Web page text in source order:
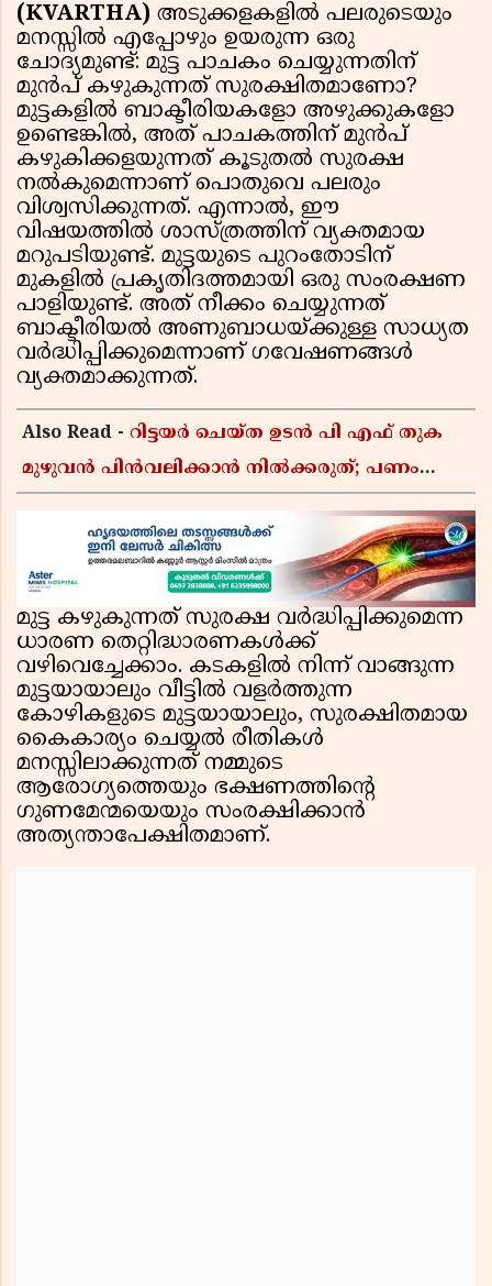
(KVARTHA) അടുക്കളകളിൽ പലരുടെയും
മനസ്സിൽ എപ്പോഴും ഉയരുന്ന ഒരു
ചോദ്യമുണ്ട്: മുട്ട പാചകം ചെയ്യുന്നതിന്
മുൻപ് കഴുകുന്നത് സുരക്ഷിതമാണോ?
മുട്ടകളിൽ ബാക്ടീരിയകളോ അഴുക്കുകളോ
ഉണ്ടെങ്കിൽ, അത് പാചകത്തിന് മുൻപ്
കഴുകിക്കളയുന്നത് കൂടുതൽ സുരക്ഷ
നൽകുമെന്നാണ് പൊതുവെ പലരും
വിശ്വസിക്കുന്നത്. എന്നാൽ, ഈ
വിഷയത്തിൽ ശാസ്ത്രത്തിന് വ്യക്തമായ
മറുപടിയുണ്ട്. മുട്ടയുടെ പുറംതോടിന്
മുകളിൽ പ്രകൃതിദത്തമായി ഒരു സംരക്ഷണ
പാളിയുണ്ട്. അത് നീക്കം ചെയ്യുന്നത്
ബാക്ടീരിയൽ അണുബാധയ്ക്കുള്ള സാധ്യത
വർദ്ധിപ്പിക്കുമെന്നാണ് ഗവേഷണങ്ങൾ
വ്യക്തമാക്കുന്നത്.
Also Read - റിട്ടയർ ചെയ്ത ഉടൻ പി എഫ് തുക
മുഴുവൻ പിൻവലിക്കാൻ നിൽക്കരുത്; പണം
അറിയാം
മുട്ട കഴുകുന്നത് സുരക്ഷ വർദ്ധിപ്പിക്കുമെന്ന
ധാരണ തെറ്റിദ്ധാരണകൾക്ക്
വഴിവെച്ചേക്കാം. കടകളിൽ നിന്ന് വാങ്ങുന്ന
മുട്ടയായാലും വീട്ടിൽ വളർത്തുന്ന
കോഴികളുടെ മുട്ടയായാലും, സുരക്ഷിതമായ
കൈകാര്യം ചെയ്യൽ രീതികൾ
മനസ്സിലാക്കുന്നത് നമ്മുടെ
ആരോഗ്യത്തെയും ഭക്ഷണത്തിന്റെ
ഗുണമേന്മയെയും സംരക്ഷിക്കാൻ
അത്യന്താപേക്ഷിതമാണ്.